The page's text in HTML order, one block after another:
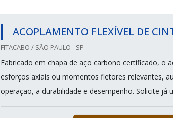
ACOPLAMENTO FLEXÍVEL DE
FITACABO / SÃO PAULO - SP
Fabricado em chapa de aço carbono certificado, o
esforços axiais ou momentos fletores relevantes,
operação, a durabilidade e desempenho. Solicite já